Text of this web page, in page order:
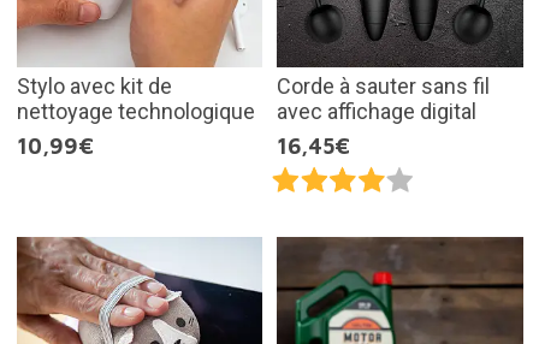
Stylo avec kit de
nettoyage technologique
10,99€
Corde à sauter sans fil
avec affichage digital
16,45€